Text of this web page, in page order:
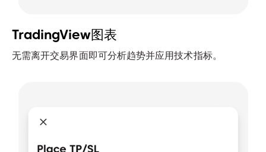
TradingView图表
无需离开交易界面即可分析趋势并应用技术指标。